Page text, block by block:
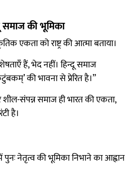
की भूमिका
एकता को राष्ट्र की आत्मा बताया।
हैं, भेद नहीं। हिन्दू समाज
की भावना से प्रेरित है।”
संपन्न समाज ही भारत की एकता,
है।
नेतृत्व की भूमिका निभाने का आह्वान